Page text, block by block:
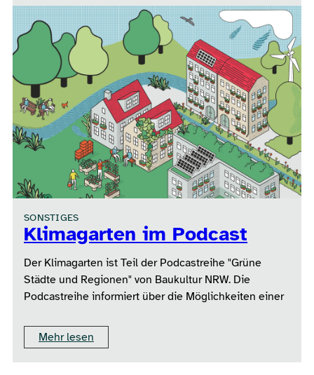
SONSTIGES
Klimagarten im Podcast
Der Klimagarten ist Teil der Podcastreihe "Grüne
Städte und Regionen" von Baukultur NRW. Die
Podcastreihe informiert über die Möglichkeiten einer
Mehr lesen